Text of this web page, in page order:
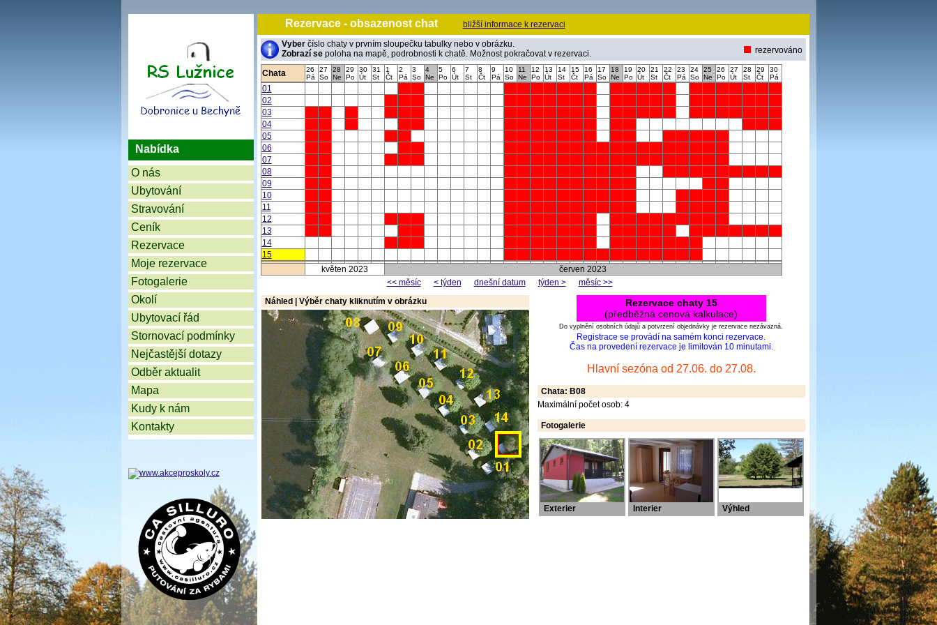
Nabídka
O nás
Ubytování
Stravování
Ceník
Rezervace
Moje rezervace
Fotogalerie
Okolí
Ubytovací řád
Stornovací podmínky
Nejčastější dotazy
Odběr aktualit
Mapa
Kudy k nám
Kontakty
Rezervace - obsazenost chat bližší informace k rezervaci
rezervováno
Vyberčíslo chaty v prvním sloupečku tabulky nebo v obrázku.
Zobrazí sepoloha na mapě, podrobnosti k chatě. Možnost pokračovat v rezervaci.
Chata
26
Pá
27
So
28
Ne
29
Po
30
Út
31
St
1
Čt
2
Pá
3
So
4
Ne
5
Po
6
Út
7
St
8
Čt
9
Pá
10
So
11
Ne
12
Po
13
Út
14
St
15
Čt
16
Pá
17
So
18
Ne
19
Po
20
Út
21
St
22
Čt
23
Pá
24
So
25
Ne
26
Po
27
Út
28
St
29
Čt
30
Pá
01
02
03
04
05
06
07
08
09
10
11
12
13
14
15
květen 2023
červen 2023
<< měsíc
< týden dnešní datum týden >
měsíc >>
Náhled | Výběr chaty kliknutím v obrázku
Rezervace chaty 15
(předběžná cenová kalkulace)
Do vyplnění osobních údajů a potvrzení objednávky je rezervace nezávazná.
Registrace se provádí na samém konci rezervace.
Čas na provedení rezervace je limitován 10 minutami.
Hlavní sezóna od 27.06. do 27.08.
Chata: B08
Maximální počet osob: 4
Fotogalerie
Exterier Interier Výhled